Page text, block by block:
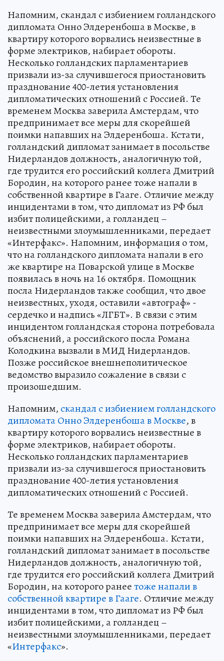
Напомним, скандал с избиением голландского
дипломата Онно Элдеренбоша в Москве, в
квартиру которого ворвались неизвестные в
форме электриков, набирает обороты.
Несколько голландских парламентариев
призвали из-за случившегося приостановить
празднование 400-летия установления
дипломатических отношений с Россией. Те
временем Москва заверила Амстердам, что
предпринимает все меры для скорейшей
поимки напавших на Элдеренбоша. Кстати,
голландский дипломат занимает в посольстве
Нидерландов должность, аналогичную той,
где трудится его российский коллега Дмитрий
Бородин, на которого ранее тоже напали в
собственной квартире в Гааге. Отличие между
инцидентами в том, что дипломат из РФ был
избит полицейскими, а голландец –
неизвестными злоумышленниками, передает
«Интерфакс». Напомним, информация о том,
что на голландского дипломата напали в его
же квартире на Поварской улице в Москве
появилась в ночь на 16 октября. Помощник
посла Нидерландов также сообщил, что двое
неизвестных, уходя, оставили «автограф» -
сердечко и надпись «ЛГБТ». В связи с этим
инцидентом голландская сторона потребовала
объяснений, а российского посла Романа
Колодкина вызвали в МИД Нидерландов.
Позже российское внешнеполитическое
ведомство выразило сожаление в связи с
произошедшим.
Напомним, скандал с избиением голландского
дипломата Онно Элдеренбоша в Москве, в
квартиру которого ворвались неизвестные в
форме электриков, набирает обороты.
Несколько голландских парламентариев
призвали из-за случившегося приостановить
празднование 400-летия установления
дипломатических отношений с Россией.
Те временем Москва заверила Амстердам, что
предпринимает все меры для скорейшей
поимки напавших на Элдеренбоша. Кстати,
голландский дипломат занимает в посольстве
Нидерландов должность, аналогичную той,
где трудится его российский коллега Дмитрий
Бородин, на которого ранеетоже напали в
собственной квартире в Гааге. Отличие между
инцидентами в том, что дипломат из РФ был
избит полицейскими, а голландец –
неизвестными злоумышленниками, передает
«Интерфакс».